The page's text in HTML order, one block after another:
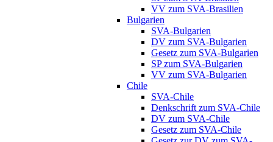
VV zum SVA-Brasilien
Bulgarien
SVA-Bulgarien
DV zum SVA-Bulgarien
Gesetz zum SVA-Bulgarien
SP zum SVA-Bulgarien
VV zum SVA-Bulgarien
Chile
SVA-Chile
Denkschrift zum SVA-Chile
DV zum SVA-Chile
Gesetz zum SVA-Chile